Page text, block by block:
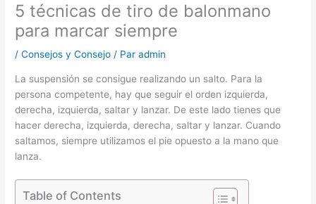
5 técnicas de tiro de balonmano
para marcar siempre
/Consejos y Consejo / Paradmin
La suspensión se consigue realizando un salto. Para la
persona competente, hay que seguir el orden izquierda,
derecha, izquierda, saltar y lanzar. De este lado tienes que
hacer derecha, izquierda, derecha, saltar y lanzar. Cuando
saltamos, siempre utilizamos el pie opuesto a la mano que
lanza.
Table of Contents